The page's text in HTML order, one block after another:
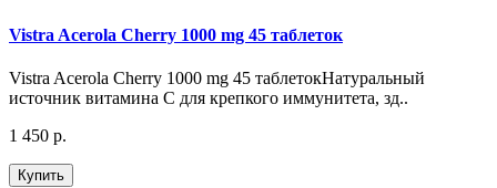
Vistra Acerola Cherry 1000 mg 45 таблеток
Vistra Acerola Cherry 1000 mg 45 таблетокНатуральный
источник витамина C для крепкого иммунитета, зд..
1 450 р.
Купить